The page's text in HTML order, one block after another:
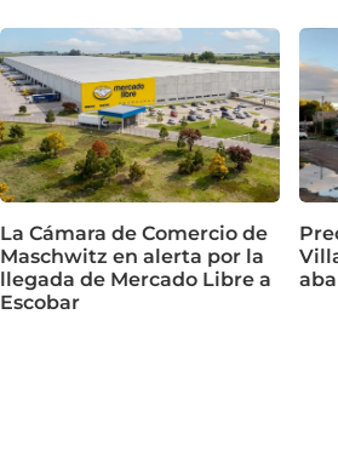
La Cámara de Comercio de
Maschwitz en alerta por la
llegada de Mercado Libre a
Escobar